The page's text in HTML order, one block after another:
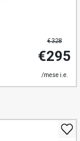
€ 328
€295
/mese i.e.